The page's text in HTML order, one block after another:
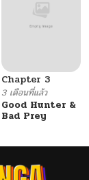
Chapter 3
3 เดือนที่แล้ว
Good Hunter &
Bad Prey